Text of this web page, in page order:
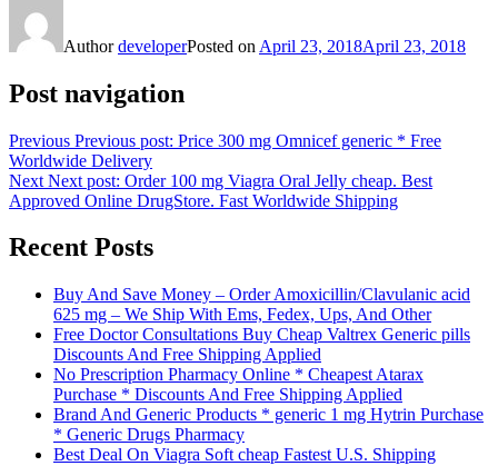
AuthordeveloperPosted on April 23, 2018April 23, 2018
Post navigation
Previous Previous post: Price 300 mg Omnicef generic * Free
Worldwide Delivery
Next Next post: Order 100 mg Viagra Oral Jelly cheap. Best
Approved Online DrugStore. Fast Worldwide Shipping
Recent Posts
Buy And Save Money – Order Amoxicillin/Clavulanic acid
625 mg – We Ship With Ems, Fedex, Ups, And Other
Free Doctor Consultations Buy Cheap Valtrex Generic pills
Discounts And Free Shipping Applied
No Prescription Pharmacy Online * Cheapest Atarax
Purchase * Discounts And Free Shipping Applied
Brand And Generic Products * generic 1 mg Hytrin Purchase
* Generic Drugs Pharmacy
Best Deal On Viagra Soft cheap Fastest U.S. Shipping